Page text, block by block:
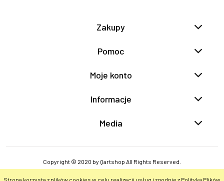
Strona korzysta z plików cookies w celu realizacji usług i zgodnie z Polityką Plików
Zakupy
Pomoc
Moje konto
Informacje
Media
Copyright © 2020 by Qartshop All Rights Reserved.